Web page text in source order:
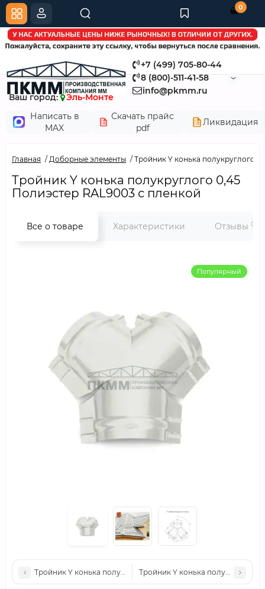
+7 (499) 705-80-44
8 (800)-511-41-58
info@pkmm.ru
Ваш город:
Эль-Монте
Написать в
MAX
Скачать прайс
pdf
Ликвидация
0
Главная Доборные элементы Тройник Y конька полукруглого
Тройник Y конька полукруглого 0,45
Полиэстер RAL9003 с пленкой
Все о товаре Характеристики Отзывы 0
Популярный
Тройник Y конька полукруглого 0,45 Полиэстер RAL7016 с
Тройник Y конька полукруглого